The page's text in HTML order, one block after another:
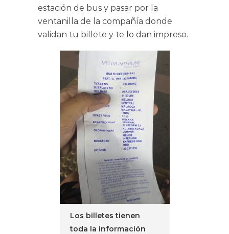
estación de bus y pasar por la
ventanilla de la compañía donde
validan tu billete y te lo dan impreso.
Los billetes tienen
toda la información